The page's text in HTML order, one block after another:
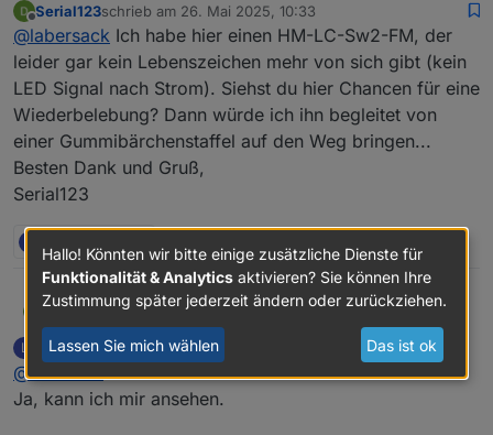
Modell Funktion
Kondens
ator
HM-LC-
Bl1-FM
Unterputz
Rollladenaktor
? ?
HM-LC-
Bl1PBU-
Unterputz
C26
1
HM-LC-
Dim1T-FM
1-Kanal-
Unterputzdimmer
? ?
HM-LC-
Dim1TPBU
Unterputz-
Dimmschalter
C7
1
0
Offline
Serial123schrieb am 26. Mai 2025, 10:33
zuletzt editiert von
@labersack Ich habe hier einen HM-LC-Sw2-FM, der
leider gar kein Lebenszeichen mehr von sich gibt (kein
LED Signal nach Strom). Siehst du hier Chancen für eine
Wiederbelebung? Dann würde ich ihn begleitet von
einer Gummibärchenstaffel auf den Weg bringen...
Besten Dank und Gruß,
Serial123
Serial123@labersack Ich habe hier einen HM-LC-Sw2-FM, der
leider gar kein Lebenszeichen mehr von sich gibt
(kein LED Signal nach Strom). Siehst du hier Chancen
für eine Wiederbelebung? Dann würde ich ihn
begleitet von einer Gummibärchenstaffel auf den
L
Offline
Labersackschrieb am26. Mai 2025, 13:11
zuletzt editiert von
@serial123
Ja, kann ich mir ansehen.
Hallo! Könnten wir bitte einige zusätzliche Dienste für
Funktionalität & Analytics aktivieren? Sie können Ihre
Zustimmung später jederzeit ändern oder zurückziehen.
Lassen Sie mich wählen Das ist ok